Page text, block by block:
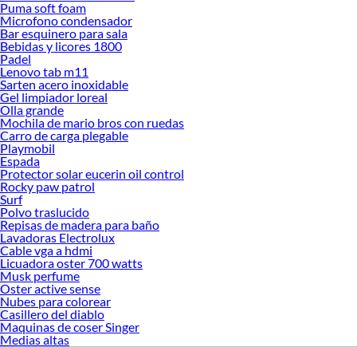
Puma soft foam
Microfono condensador
Bar esquinero para sala
Bebidas y licores 1800
Padel
Lenovo tab m11
Sarten acero inoxidable
Gel limpiador loreal
Olla grande
Mochila de mario bros con ruedas
Carro de carga plegable
Playmobil
Espada
Protector solar eucerin oil control
Rocky paw patrol
Surf
Polvo traslucido
Repisas de madera para baño
Lavadoras Electrolux
Cable vga a hdmi
Licuadora oster 700 watts
Musk perfume
Oster active sense
Nubes para colorear
Casillero del diablo
Maquinas de coser Singer
Medias altas